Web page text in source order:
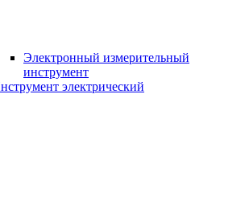
Электронный измерительный
инструмент
электрический